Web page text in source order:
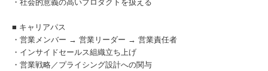
・社会的意義の高いプロダクトを扱える
■ キャリアパス
・営業メンバー → 営業リーダー → 営業責任者
・インサイドセールス組織立ち上げ
・営業戦略／プライシング設計への関与